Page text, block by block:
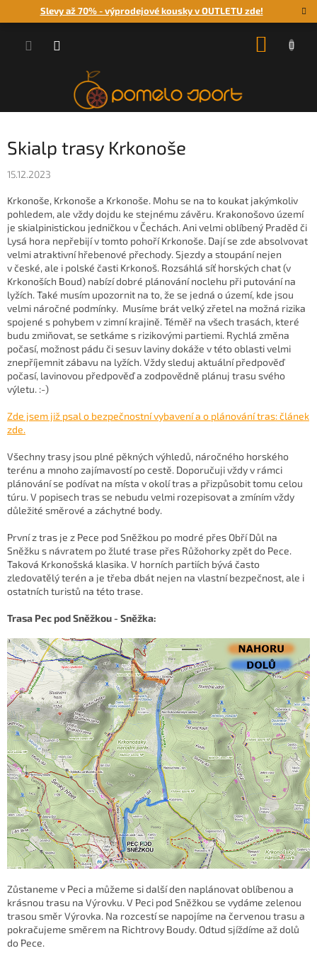
Slevy až 70% - výprodejové kousky v OUTLETU zde!
Skialp trasy Krkonoše
15.12.2023
Krkonoše, Krkonoše a Krkonoše. Mohu se na to koukat jakýmkoliv
pohledem, ale vždy dojdu ke stejnému závěru. Krakonošovo území
je skialpinistickou jedničkou v Čechách. Ani velmi oblíbený Praděd či
Lysá hora nepřebijí v tomto pohoří Krkonoše. Dají se zde absolvovat
velmi atraktivní hřebenové přechody. Sjezdy a stoupání nejen
v české, ale i polské časti Krkonoš. Rozsáhlá síť horských chat (v
Krkonoších Boud) nabízí dobré plánování noclehu při putování na
lyžích. Také musím upozornit na to, že se jedná o území, kde jsou
velmi náročné podmínky. Musíme brát velký zřetel na možná rizika
spojené s pohybem v zimní krajině. Téměř na všech trasách, které
budu zmiňovat, se setkáme s rizikovými partiemi. Rychlá změna
počasí, možnost pádu či sesuv laviny dokáže v této oblasti velmi
znepříjemnit zábavu na lyžích. Vždy sleduj aktuální předpověď
počasí, lavinovou předpověď a zodpovědně plánuj trasu svého
výletu. :-)
Zde jsem již psal o bezpečnostní vybavení a o plánování tras: článek
zde.
Všechny trasy jsou plné pěkných výhledů, náročného horského
terénu a mnoho zajímavostí po cestě. Doporučuji vždy v rámci
plánování se podívat na místa v okolí tras a přizpůsobit tomu celou
túru. V popisech tras se nebudu velmi rozepisovat a zmíním vždy
důležité směrové a záchytné body.
První z tras je z Pece pod Sněžkou po modré přes Obří Důl na
Sněžku s návratem po žluté trase přes Růžohorky zpět do Pece.
Taková Krkonošská klasika. V horních partiích bývá často
zledovatělý terén a je třeba dbát nejen na vlastní bezpečnost, ale i
ostatních turistů na této trase.
Trasa Pec pod Sněžkou - Sněžka:
Zůstaneme v Peci a můžeme si další den naplánovat oblíbenou a
krásnou trasu na Výrovku. V Peci pod Sněžkou se vydáme zelenou
trasou směr Výrovka. Na rozcestí se napojíme na červenou trasu a
pokračujeme směrem na Richtrovy Boudy. Odtud sjíždíme až dolů
do Pece.